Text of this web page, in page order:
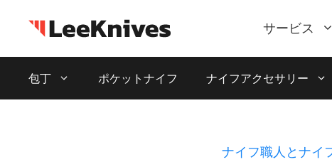
に
サービス
包丁 ポケットナイフ ナイフアクセサリー
ナイフ職人とナイ